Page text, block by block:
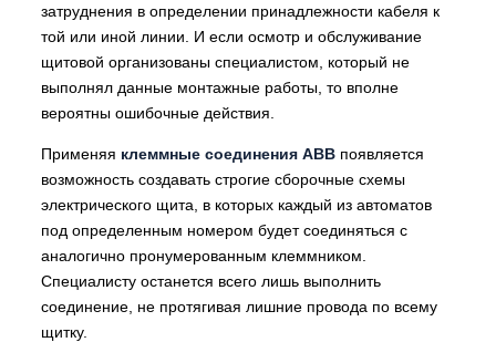
затруднения в определении принадлежности кабеля к
той или иной линии. И если осмотр и обслуживание
щитовой организованы специалистом, который не
выполнял данные монтажные работы, то вполне
вероятны ошибочные действия.
Применяя клеммные соединения АВВ появляется
возможность создавать строгие сборочные схемы
электрического щита, в которых каждый из автоматов
под определенным номером будет соединяться с
аналогично пронумерованным клеммником.
Специалисту останется всего лишь выполнить
соединение, не протягивая лишние провода по всему
щитку.